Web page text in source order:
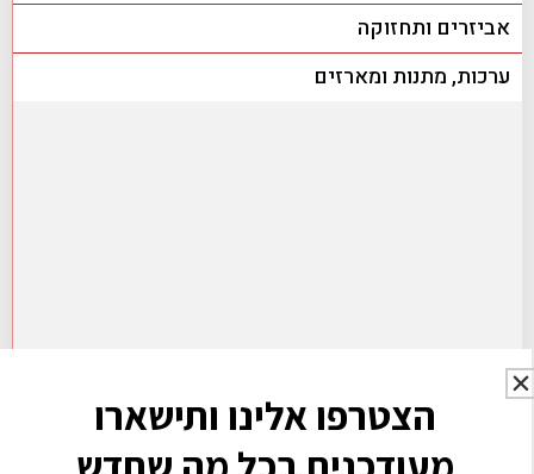
אביזרים ותחזוקה
ערכות, מתנות ומארזים